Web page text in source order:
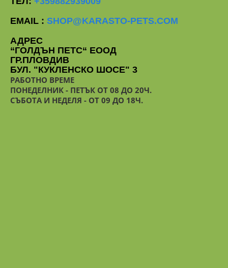
EMAIL : SHOP@KARASTO-PETS.COM
АДРЕС
“ГОЛДЪН ПЕТС“ ЕООД
ГР.ПЛОВДИВ
БУЛ. "КУКЛЕНСКО ШОСЕ" 3
РАБОТНО ВРЕМЕ
ПОНЕДЕЛНИК - ПЕТЪК ОТ 08 ДО 20Ч.
СЪБОТА И НЕДЕЛЯ - ОТ 09 ДО 18Ч.